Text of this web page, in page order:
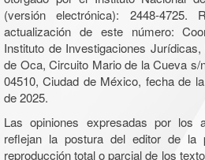
(versión electrónica): 2448-4725.
actualización de este número:
Instituto de Investigaciones
de Oca, Circuito Mario de la Cueva s/
04510, Ciudad de México, fecha de
de 2025.
Las opiniones expresadas por los
reflejan la postura del editor de la
reproducción total o parcial de los